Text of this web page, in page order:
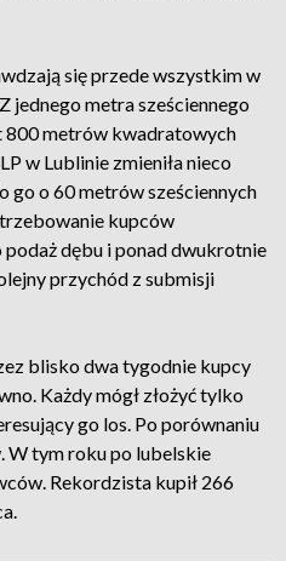
się przede wszystkim w
jednego metra sześciennego
800 metrów kwadratowych
w Lublinie zmieniła nieco
go o 60 metrów sześciennych
kupców
dębu i ponad dwukrotnie
przychód z submisji
blisko dwa tygodnie kupcy
Każdy mógł złożyć tylko
go los. Po porównaniu
W tym roku po lubelskie
Rekordzista kupił 266